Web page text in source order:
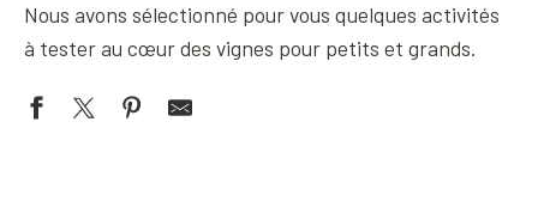
Nous avons sélectionné pour vous quelques activités
à tester au cœur des vignes pour petits et grands.